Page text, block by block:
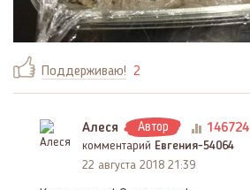
Поддерживаю! 2
Алеся Автор 146724
комментарий Евгения-54064
22 августа 2018 21:39